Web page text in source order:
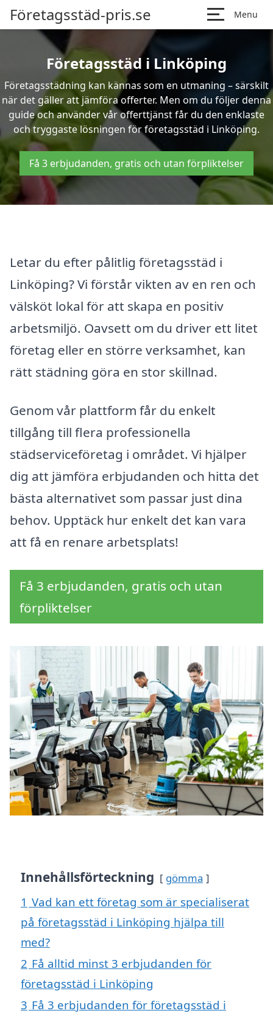
Företagsstäd-pris.se Menu
Företagsstäd i Linköping
Företagsstädning kan kännas som en utmaning – särskilt
när det gäller att jämföra offerter. Men om du följer denna
guide och använder vår offerttjänst får du den enklaste
och tryggaste lösningen för företagsstäd i Linköping.
Få 3 erbjudanden, gratis och utan förpliktelser
Letar du efter pålitlig företagsstäd i
Linköping? Vi förstår vikten av en ren och
välsköt lokal för att skapa en positiv
arbetsmiljö. Oavsett om du driver ett litet
företag eller en större verksamhet, kan
rätt städning göra en stor skillnad.
Genom vår plattform får du enkelt
tillgång till flera professionella
städserviceföretag i området. Vi hjälper
dig att jämföra erbjudanden och hitta det
bästa alternativet som passar just dina
behov. Upptäck hur enkelt det kan vara
att få en renare arbetsplats!
Få 3 erbjudanden, gratis och utan
förpliktelser
Innehållsförteckning gömma
1 Vad kan ett företag som är specialiserat
på företagsstäd i Linköping hjälpa till
med?
2 Få alltid minst 3 erbjudanden för
företagsstäd i Linköping
3 Få 3 erbjudanden för företagsstäd i